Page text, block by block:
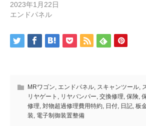
2023年1月22日
エンドパネル
MRワゴン, エンドパネル, スキャンツール,
リヤゲート , リヤバンパー, 交換修理, 保険,
修理, 対物超過修理費用特約, 日付, 日記, 板
装, 電子制御装置整備